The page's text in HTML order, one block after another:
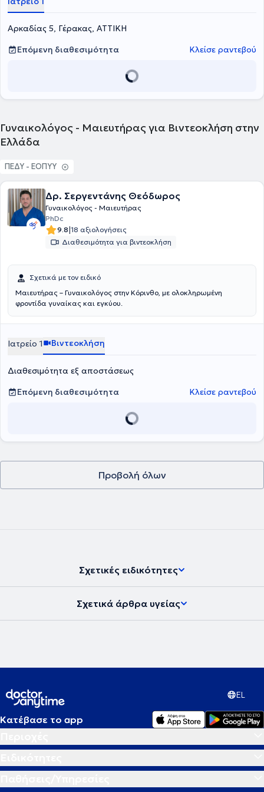
Αρκαδίας 5, Γέρακας, ΑΤΤΙΚΗ
Επόμενη διαθεσιμότητα
Κλείσε ραντεβού
Γυναικολόγος - Μαιευτήρας για Βιντεοκλήση στην
Ελλάδα
ΠΕΔΥ - ΕΟΠΥΥ
Δρ. Σεργεντάνης Θεόδωρος
Γυναικολόγος - Μαιευτήρας
PhDc
9.8|18 αξιολογήσεις
Διαθεσιμότητα για βιντεοκλήση
Σχετικά με τον ειδικό
Μαιευτήρας – Γυναικολόγος στην Κόρινθο, με ολοκληρωμένη
φροντίδα γυναίκας και εγκύου.
Ιατρείο 1 Βιντεοκλήση
Διαθεσιμότητα εξ αποστάσεως
Επόμενη διαθεσιμότητα
Κλείσε ραντεβού
Προβολή όλων
Σχετικές ειδικότητες
Σχετικά άρθρα υγείας
EL
Κατέβασε το app